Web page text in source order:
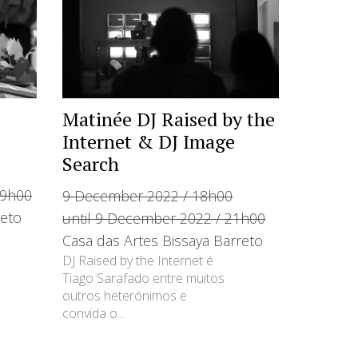
Matinée DJ Raised by the
Internet & DJ Image
Search
9 December 2022 / 18h00
until 9 December 2022 / 21h00
Casa das Artes Bissaya Barreto
DJ Raised by the Internet é
Tiago Sarafado entre muitos
outros heterónimos e
convida o...